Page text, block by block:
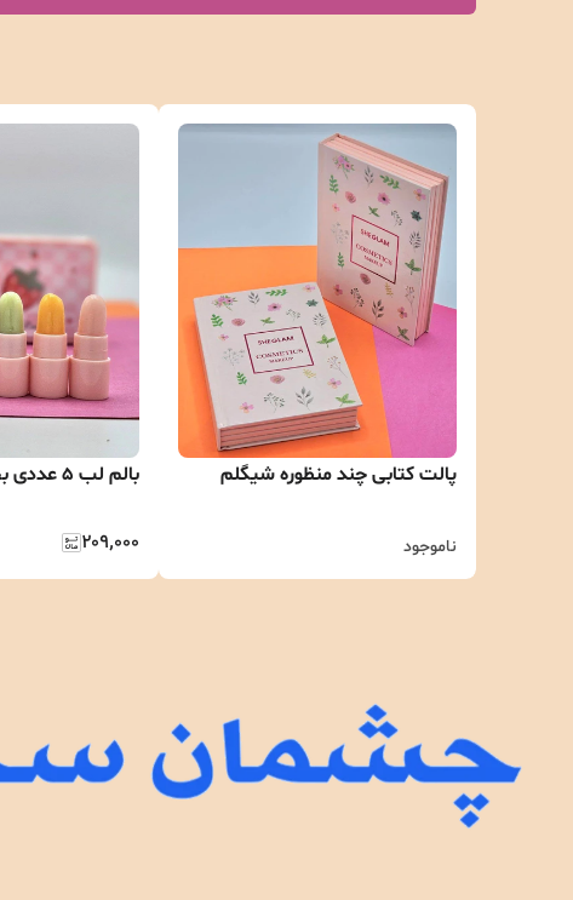
پالت کتابی چند منظوره شیگلم
ناموجود
بالم لب 5 عددی بچه گانه
۲۰۹٬۰۰۰